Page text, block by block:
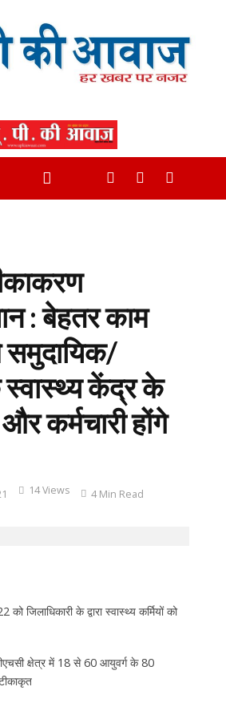
: बेहतर काम
स्वास्थ्य केंद्र के
कर्मचारी होंगे
14 Views 4 Min Read
जिलाधिकारी के द्वारा स्वास्थ्य कर्मियों को
क्षेत्र में 18 से 60 आयुवर्ग के 80